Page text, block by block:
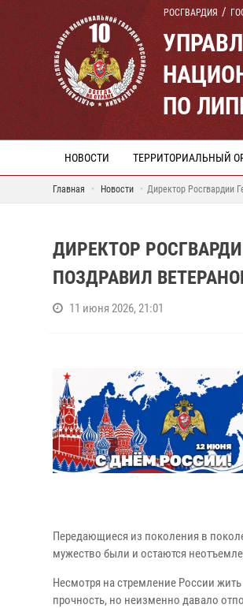
РОСГВАРДИЯ
ПО
НОВОСТИ ТЕРРИТОРИАЛЬНЫЙ
Главная Новости Директор Росгвардии
ДИРЕКТОР
ПОЗДРАВИЛ
11 июня 2026, 21:01
Передающиеся из поколения в
мужество были и остаются
Несмотря на стремление России
прочность, но неизменно давало